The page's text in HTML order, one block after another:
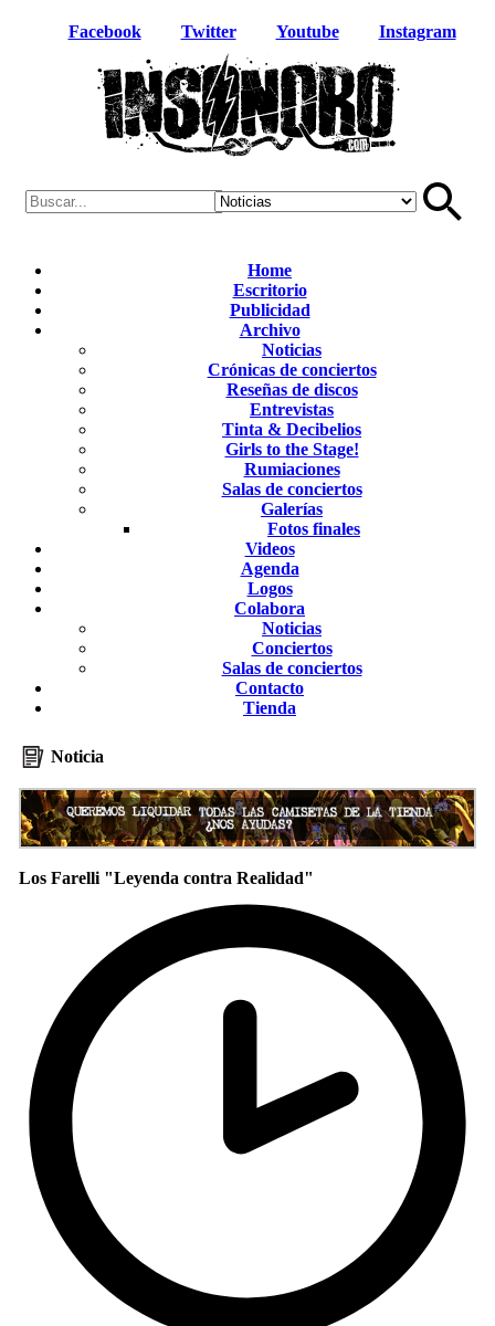
Facebook Twitter Youtube Instagram
Home
Escritorio
Publicidad
Archivo
Noticias
Crónicas de conciertos
Reseñas de discos
Entrevistas
Tinta & Decibelios
Girls to the Stage!
Rumiaciones
Salas de conciertos
Galerías
Fotos finales
Videos
Agenda
Logos
Colabora
Noticias
Conciertos
Salas de conciertos
Contacto
Tienda
Noticia
Los Farelli "Leyenda contra Realidad"